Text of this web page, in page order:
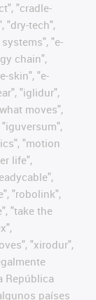
"cradle-
"dry-tech",
"e-
chain",
skin", "e-
"iglidur",
moves",
"motion
life",
"robolink",
"take the
"xirodur",
República
países